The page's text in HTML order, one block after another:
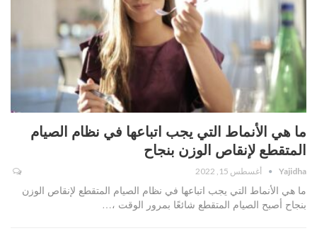
ما هي الأنماط التي يجب اتباعها في نظام الصيام
المتقطع لإنقاص الوزن بنجاح
Yajidha أغسطس 15, 2022
ما هي الأنماط التي يجب اتباعها في نظام الصيام المتقطع لإنقاص الوزن
بنجاح أصبح الصيام المتقطع شائعًا بمرور الوقت ،…